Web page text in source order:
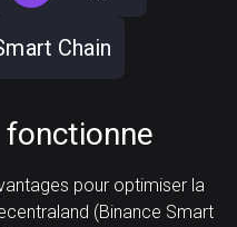
Chain
pour optimiser la
(Binance Smart